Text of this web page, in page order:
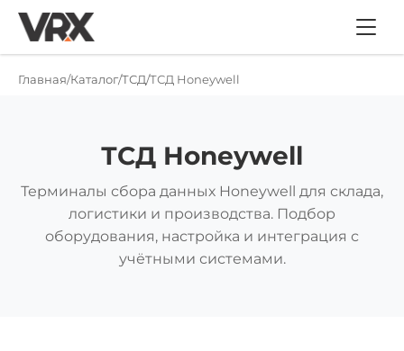
Главная Каталог ТСД ТСД Honeywell
ТСД Honeywell
Терминалы сбора данных Honeywell для склада,
логистики и производства. Подбор
оборудования, настройка и интеграция с
учётными системами.